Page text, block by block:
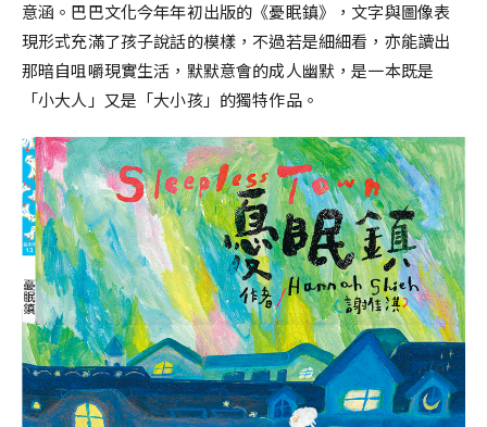
意涵。巴巴文化今年年初出版的《憂眠鎮》，文字與圖像表
現形式充滿了孩子說話的模樣，不過若是細細看，亦能讀出
那暗自咀嚼現實生活，默默意會的成人幽默，是一本既是
「小大人」又是「大小孩」的獨特作品。